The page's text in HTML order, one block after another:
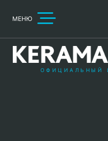
МЕНЮ
ОФИЦИАЛЬНЫЙ